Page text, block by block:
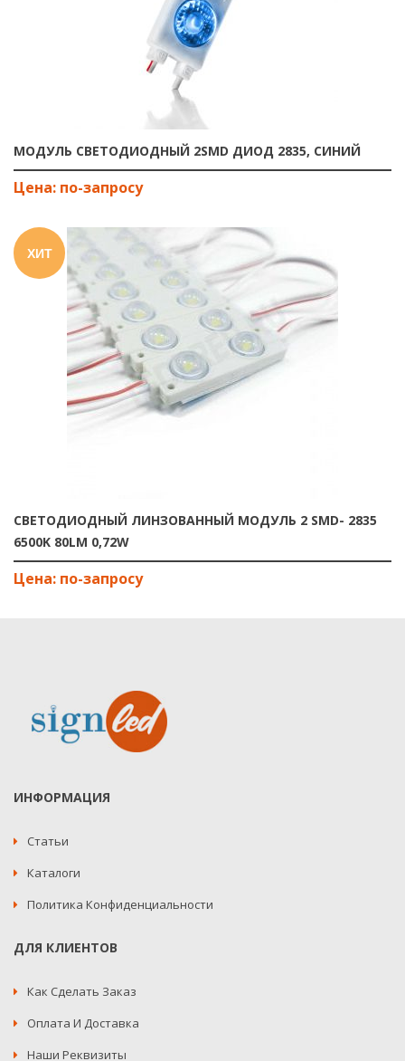
МОДУЛЬ СВЕТОДИОДНЫЙ 2SMD ДИОД 2835, СИНИЙ
ХИТ
СВЕТОДИОДНЫЙ ЛИНЗОВАННЫЙ МОДУЛЬ 2 SMD- 2835
6500K 80LM 0,72W
ИНФОРМАЦИЯ
Статьи
Каталоги
Политика Конфиденциальности
ДЛЯ КЛИЕНТОВ
Как Сделать Заказ
Оплата И Доставка
Наши Реквизиты